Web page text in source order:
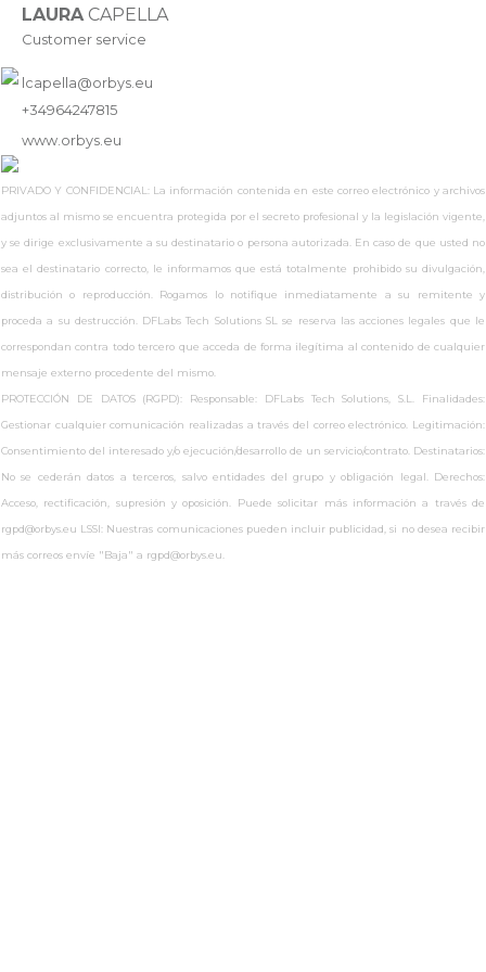
LAURA CAPELLA
Customer service
lcapella@orbys.eu
+34964247815
www.orbys.eu
PRIVADO Y CONFIDENCIAL: La información contenida en este correo electrónico y archivos
adjuntos al mismo se encuentra protegida por el secreto profesional y la legislación vigente,
y se dirige exclusivamente a su destinatario o persona autorizada. En caso de que usted no
sea el destinatario correcto, le informamos que está totalmente prohibido su divulgación,
distribución o reproducción. Rogamos lo notifique inmediatamente a su remitente y
proceda a su destrucción. DFLabs Tech Solutions SL se reserva las acciones legales que le
correspondan contra todo tercero que acceda de forma ilegítima al contenido de cualquier
mensaje externo procedente del mismo.
PROTECCIÓN DE DATOS (RGPD): Responsable: DFLabs Tech Solutions, S.L. Finalidades:
Gestionar cualquier comunicación realizadas a través del correo electrónico. Legitimación:
Consentimiento del interesado y/o ejecución/desarrollo de un servicio/contrato. Destinatarios:
No se cederán datos a terceros, salvo entidades del grupo y obligación legal. Derechos:
Acceso, rectificación, supresión y oposición. Puede solicitar más información a través de
rgpd@orbys.eu LSSI: Nuestras comunicaciones pueden incluir publicidad, si no desea recibir
más correos envíe "Baja" a rgpd@orbys.eu.